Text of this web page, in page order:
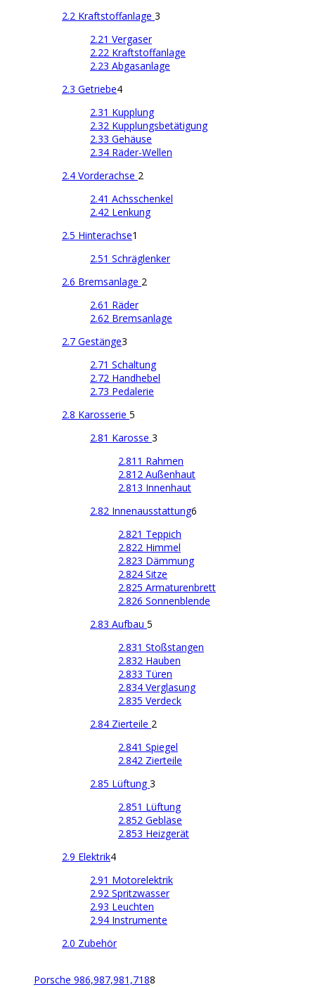
2.2 Kraftstoffanlage 3
2.21 Vergaser
2.22 Kraftstoffanlage
2.23 Abgasanlage
2.3 Getriebe4
2.31 Kupplung
2.32 Kupplungsbetätigung
2.33 Gehäuse
2.34 Räder-Wellen
2.4 Vorderachse 2
2.41 Achsschenkel
2.42 Lenkung
2.5 Hinterachse1
2.51 Schräglenker
2.6 Bremsanlage 2
2.61 Räder
2.62 Bremsanlage
2.7 Gestänge3
2.71 Schaltung
2.72 Handhebel
2.73 Pedalerie
2.8 Karosserie 5
2.81 Karosse 3
2.811 Rahmen
2.812 Außenhaut
2.813 Innenhaut
2.82 Innenausstattung6
2.821 Teppich
2.822 Himmel
2.823 Dämmung
2.824 Sitze
2.825 Armaturenbrett
2.826 Sonnenblende
2.83 Aufbau 5
2.831 Stoßstangen
2.832 Hauben
2.833 Türen
2.834 Verglasung
2.835 Verdeck
2.84 Zierteile 2
2.841 Spiegel
2.842 Zierteile
2.85 Lüftung3
2.851 Lüftung
2.852 Gebläse
2.853 Heizgerät
2.9 Elektrik4
2.91 Motorelektrik
2.92 Spritzwasser
2.93 Leuchten
2.94 Instrumente
2.0 Zubehör
Porsche 986,987,981,7188